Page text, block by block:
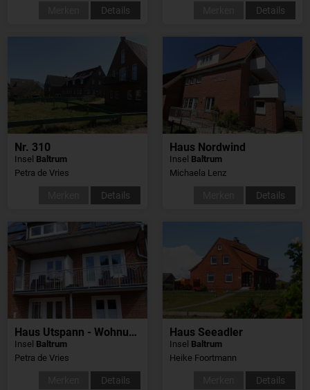
Details Details
Nr. 310
Insel Baltrum
Petra de Vries
Details
Haus Nordwind
Insel Baltrum
Michaela Lenz
Details
Haus Utspann - Wohnung 5
Insel Baltrum
Petra de Vries
Details
Haus Seeadler
Insel Baltrum
Heike Foortmann
Details